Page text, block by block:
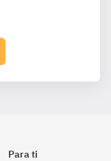
Para ti